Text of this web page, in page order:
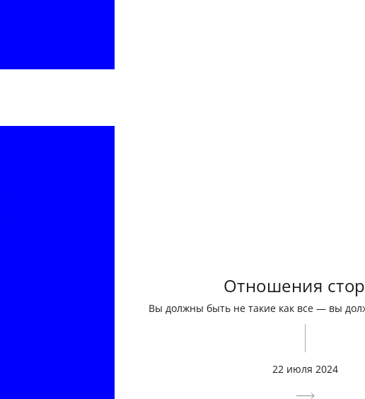
Отношения
Вы должны быть не такие как все — вы
22 июля 2024